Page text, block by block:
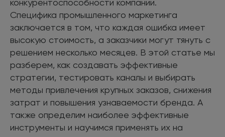
Специфика промышленного маркетинга
заключается в том, что каждая ошибка имеет
высокую стоимость, а заказчики могут тянуть с
решением несколько месяцев. В этой статье мы
разберем, как создавать эффективные
стратегии, тестировать каналы и выбирать
методы привлечения крупных заказов, снижения
затрат и повышения узнаваемости бренда. А
также определим наиболее эффективные
инструменты и научимся применять их на